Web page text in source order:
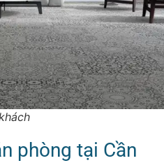
phòng tại Cần